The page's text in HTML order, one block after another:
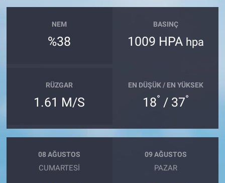
NEM
%38
BASINÇ
1009 HPA hpa
RÜZGAR
1.61 M/S
EN DÜŞÜK / EN YÜKSEK
18° / 37°
08 AĞUSTOS
CUMARTESI
09 AĞUSTOS
PAZAR